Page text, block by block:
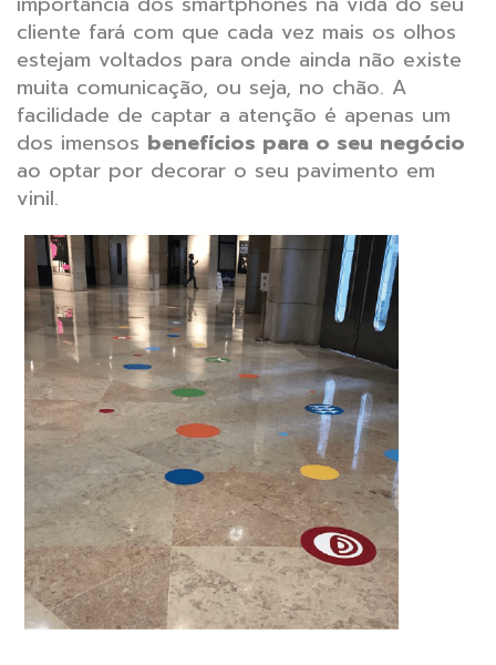
cliente fará com que cada vez mais os olhos
estejam voltados para onde ainda não existe
muita comunicação, ou seja, no chão. A
facilidade de captar a atenção é apenas um
dos imensos benefícios para o seu negócio
ao optar por decorar o seu pavimento em
vinil.